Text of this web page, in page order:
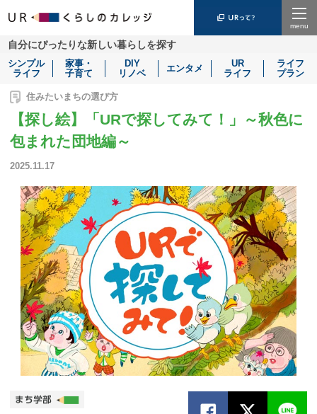
自分にぴったりな新しい暮らしを探す
シンプル
ライフ
家事・
子育て
DIY
リノベ
エンタメ
UR
ライフ
ライフ
プラン
住みたいまちの選び方
【探し絵】「URで探してみて！」～秋色に
包まれた団地編～
2025.11.17